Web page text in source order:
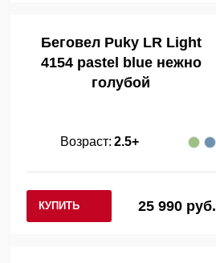
Беговел Puky LR Light
4154 pastel blue нежно
голубой
Возраст: 2.5+
КУПИТЬ 25 990 руб.